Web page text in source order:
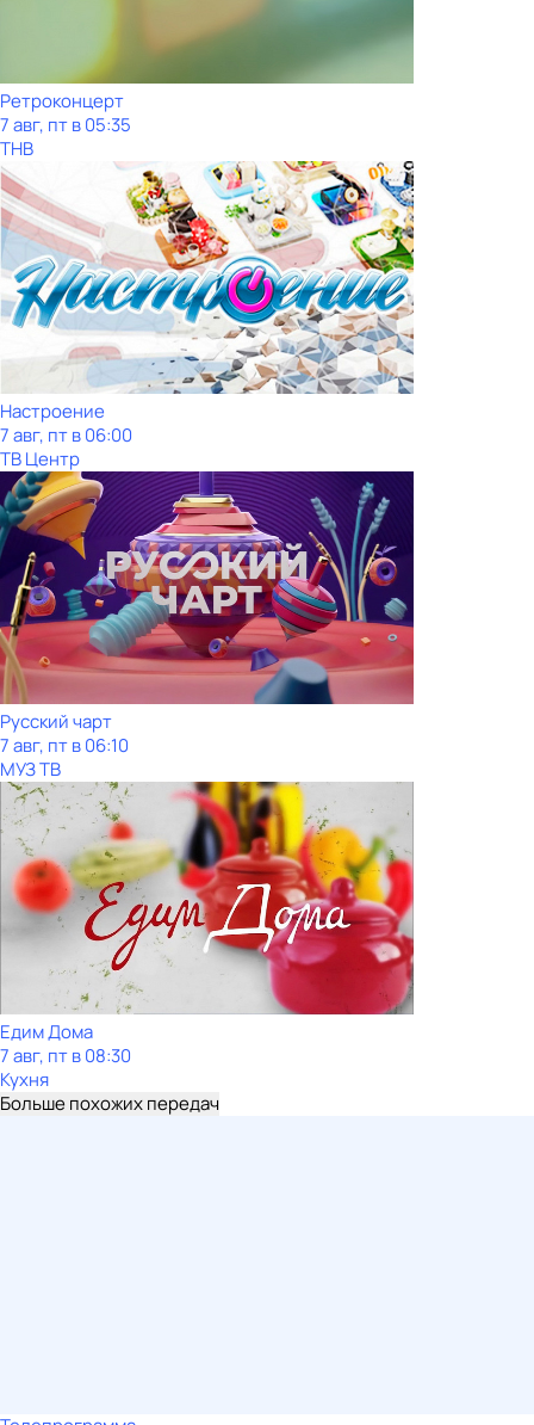
Ретроконцерт
7 авг, пт в 05:35
ТНВ
Настроение
7 авг, пт в 06:00
ТВ Центр
Рycский чарт
7 авг, пт в 06:10
МУЗ ТВ
Едим Дома
7 авг, пт в 08:30
Кухня
Больше похожих передач